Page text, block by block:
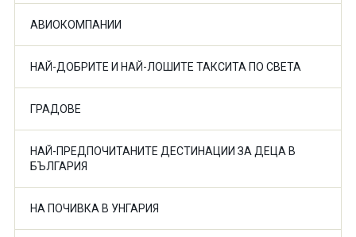
АВИОКОМПАНИИ
НАЙ-ДОБРИТЕ И НАЙ-ЛОШИТЕ ТАКСИТА ПО СВЕТА
ГРАДОВЕ
НАЙ-ПРЕДПОЧИТАНИТЕ ДЕСТИНАЦИИ ЗА ДЕЦА В
БЪЛГАРИЯ
НА ПОЧИВКА В УНГАРИЯ